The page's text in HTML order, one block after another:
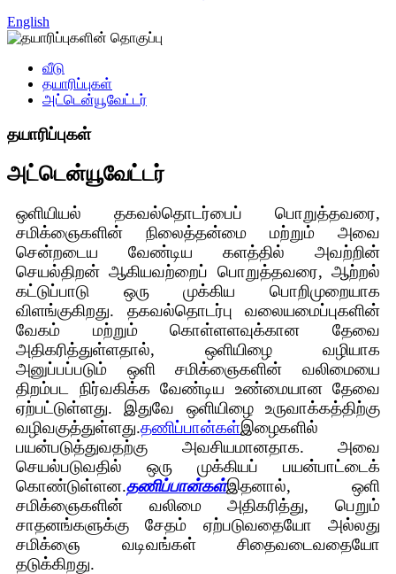
English
வீடு
தயாரிப்புகள்
அட்டென்யூவேட்டர்
தயாரிப்புகள்
அட்டென்யூவேட்டர்
ஒளியியல் தகவல்தொடர்பைப் பொறுத்தவரை,
சமிக்ஞைகளின் நிலைத்தன்மை மற்றும் அவை
சென்றடைய வேண்டிய களத்தில் அவற்றின்
செயல்திறன் ஆகியவற்றைப் பொறுத்தவரை, ஆற்றல்
கட்டுப்பாடு ஒரு முக்கிய பொறிமுறையாக
விளங்குகிறது. தகவல்தொடர்பு வலையமைப்புகளின்
வேகம் மற்றும் கொள்ளளவுக்கான தேவை
அதிகரித்துள்ளதால், ஒளியிழை வழியாக
அனுப்பப்படும் ஒளி சமிக்ஞைகளின் வலிமையை
திறம்பட நிர்வகிக்க வேண்டிய உண்மையான தேவை
ஏற்பட்டுள்ளது. இதுவே ஒளியிழை உருவாக்கத்திற்கு
வழிவகுத்துள்ளது.தணிப்பான்கள்இழைகளில்
பயன்படுத்துவதற்கு அவசியமானதாக. அவை
செயல்படுவதில் ஒரு முக்கியப் பயன்பாட்டைக்
கொண்டுள்ளன.தணிப்பான்கள்இதனால், ஒளி
சமிக்ஞைகளின் வலிமை அதிகரித்து, பெறும்
சாதனங்களுக்கு சேதம் ஏற்படுவதையோ அல்லது
சமிக்ஞை வடிவங்கள் சிதைவடைவதையோ
தடுக்கிறது.